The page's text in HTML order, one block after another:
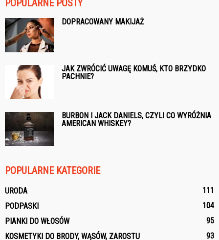
POPULARNE POSTY
DOPRACOWANY MAKIJAŻ
JAK ZWRÓCIĆ UWAGĘ KOMUŚ, KTO BRZYDKO
PACHNIE?
BURBON I JACK DANIELS, CZYLI CO WYRÓŻNIA
AMERICAN WHISKEY?
POPULARNE KATEGORIE
URODA
111
PODPASKI
104
PIANKI DO WŁOSÓW
95
KOSMETYKI DO BRODY, WĄSÓW, ZAROSTU
93